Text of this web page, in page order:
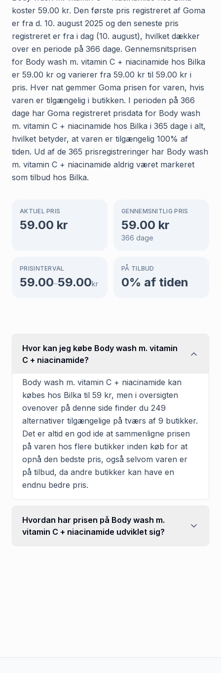
koster 59.00 kr. Den første pris registreret af Goma
er fra d. 10. august 2025 og den seneste pris
registreret er fra i dag (10. august), hvilket dækker
over en periode på 366 dage. Gennemsnitsprisen
for Body wash m. vitamin C + niacinamide hos Bilka
er 59.00 kr og varierer fra 59.00 kr til 59.00 kr i
pris. Hver nat gemmer Goma prisen for varen, hvis
varen er tilgængelig i butikken. I perioden på 366
dage har Goma registreret prisdata for Body wash
m. vitamin C + niacinamide hos Bilka i 365 dage i alt,
hvilket betyder, at varen er tilgængelig 100% af
tiden. Ud af de 365 prisregistreringer har Body wash
m. vitamin C + niacinamide aldrig været markeret
som tilbud hos Bilka.
AKTUEL PRIS
59.00 kr
GENNEMSNITLIG PRIS
59.00 kr
366 dage
PRISINTERVAL
59.00–59.00kr
PÅ TILBUD
0% af tiden
Hvor kan jeg købe Body wash m. vitamin
C + niacinamide?
Body wash m. vitamin C + niacinamide kan
købes hos Bilka til 59 kr, men i oversigten
ovenover på denne side finder du 249
alternativer tilgængelige på tværs af 9 butikker.
Det er altid en god ide at sammenligne prisen
på varen hos flere butikker inden køb for at
opnå den bedste pris, også selvom varen er
på tilbud, da andre butikker kan have en
endnu bedre pris.
Hvordan har prisen på Body wash m.
vitamin C + niacinamide udviklet sig?